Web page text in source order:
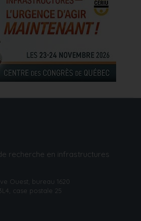
recherche en infrastructures
Ouest, bureau 1620
case postale 25